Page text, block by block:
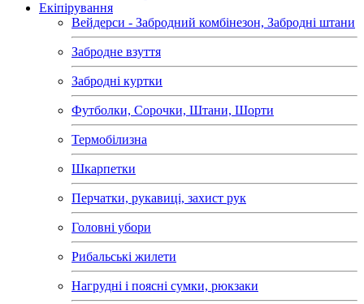
Екіпірування
Вейдерси - Забродний комбінезон, Забродні штани
Забродне взуття
Забродні куртки
Футболки, Сорочки, Штани, Шорти
Термобілизна
Шкарпетки
Перчатки, рукавиці, захист рук
Головні убори
Рибальські жилети
Нагрудні і поясні сумки, рюкзаки